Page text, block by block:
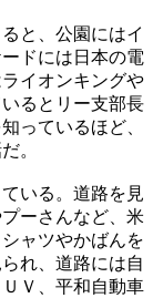
と、公園にはイ
ドには日本の電
イオンキングや
るとリー支部長
っているほど、
。
いる。道路を見
ーさんなど、米
ャツやかばんを
れ、道路には自
Ｖ、平和自動車